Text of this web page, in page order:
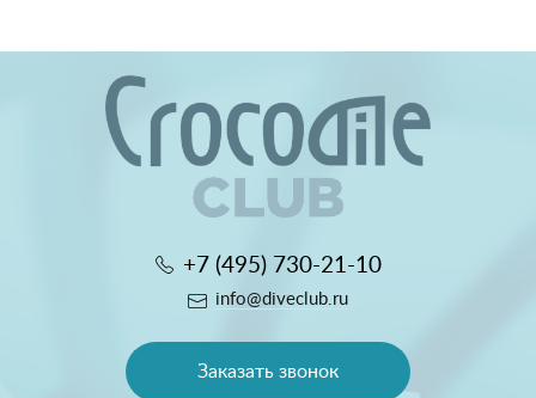
+7 (495) 730-21-10
info@diveclub.ru
Заказать звонок